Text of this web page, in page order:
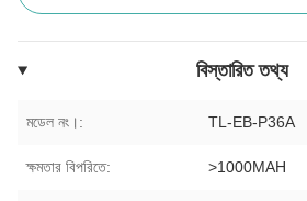
বিস্তারিত তথ্য
মডেল নং।: TL-EB-P36A
ক্ষমতার বিপরিতে: >1000MAH